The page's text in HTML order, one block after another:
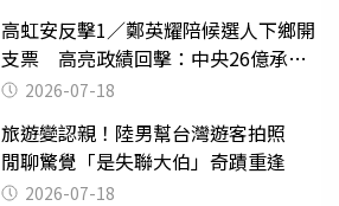
高虹安反擊1／鄭英耀陪候選人下鄉開
支票 高亮政績回擊：中央26億承諾
跳票2026-07-18
旅遊變認親！陸男幫台灣遊客拍照
閒聊驚覺「是失聯大伯」奇蹟重逢
2026-07-18